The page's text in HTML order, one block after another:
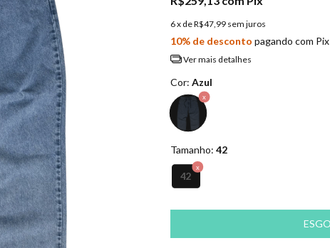
6x deR$47,99 sem juros
10% de desconto pagando com Pix
Ver mais detalhes
Cor: Azul
Tamanho: 42
42